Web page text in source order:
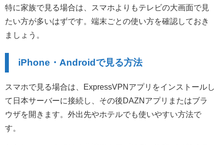
特に家族で見る場合は、スマホよりもテレビの大画面で見
たい方が多いはずです。端末ごとの使い方を確認しておき
ましょう。
iPhone・Androidで見る方法
スマホで見る場合は、ExpressVPNアプリをインストールし
て日本サーバーに接続し、その後DAZNアプリまたはブラ
ウザを開きます。外出先やホテルでも使いやすい方法で
す。